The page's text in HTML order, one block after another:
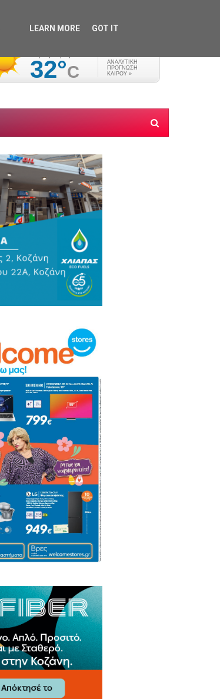
LEARN MORE GOT IT